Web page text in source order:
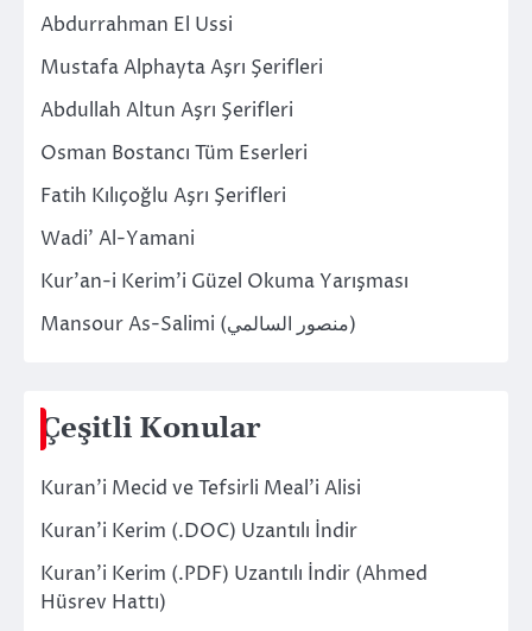
Abdurrahman El Ussi
Mustafa Alphayta Aşrı Şerifleri
Abdullah Altun Aşrı Şerifleri
Osman Bostancı Tüm Eserleri
Fatih Kılıçoğlu Aşrı Şerifleri
Wadi’ Al-Yamani
Kur’an-i Kerim’i Güzel Okuma Yarışması
Mansour As-Salimi (منصور السالمي)
Çeşitli Konular
Kuran’i Mecid ve Tefsirli Meal’i Alisi
Kuran’i Kerim (.DOC) Uzantılı İndir
Kuran’i Kerim (.PDF) Uzantılı İndir (Ahmed
Hüsrev Hattı)